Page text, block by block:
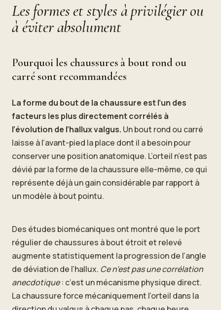
Les formes et styles à privilégier ou
à éviter absolument
Pourquoi les chaussures à bout rond ou
carré sont recommandées
La forme du bout de la chaussure est l’un des
facteurs les plus directement corrélés à
l’évolution de l’hallux valgus. Un bout rond ou carré
laisse à l’avant-pied la place dont il a besoin pour
conserver une position anatomique. L’orteil n’est pas
dévié par la forme de la chaussure elle-même, ce qui
représente déjà un gain considérable par rapport à
un modèle à bout pointu.
Des études biomécaniques ont montré que le port
régulier de chaussures à bout étroit et relevé
augmente statistiquement la progression de l’angle
de déviation de l’hallux. Ce n’est pas une corrélation
anecdotique: c’est un mécanisme physique direct.
La chaussure force mécaniquement l’orteil dans la